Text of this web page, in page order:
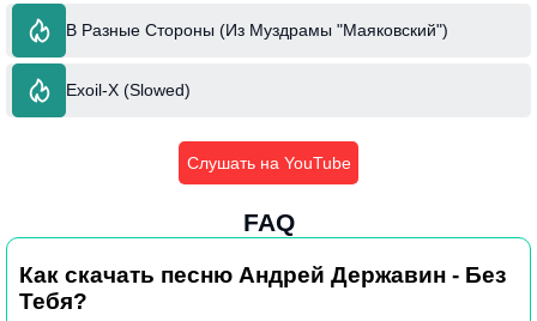
В Разные Стороны (Из Муздрамы "Маяковский")
Exoil-X (Slowed)
Слушать на YouTube
FAQ
Как скачать песню Андрей Державин - Без
Тебя?